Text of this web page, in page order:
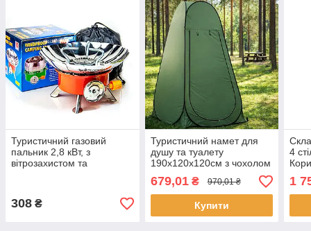
Туристичний газовий
пальник 2,8 кВт, з
вітрозахистом та
308 ₴
Туристичний намет для
душу та туалету
190х120х120см з чохолом
роздягальня для літнього
кемпінгу
679,01₴ 970,01 ₴
Купити
4
1